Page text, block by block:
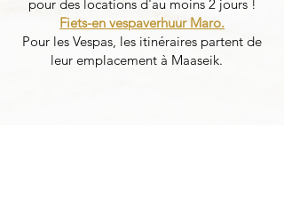
pour des locations d'au moins 2 jours !
Fiets-en vespaverhuur Maro.
Pour les Vespas, les itinéraires partent de
leur emplacement à Maaseik.